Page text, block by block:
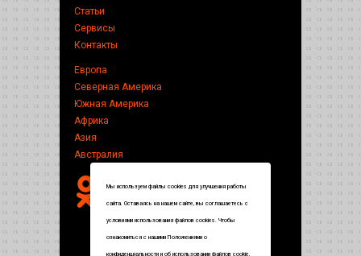
Статьи
Сервисы
Контакты
Европа
Северная Америка
Южная Америка
Африка
Азия
Австралия
Мы используем файлы cookies для улучшения работы
сайта. Оставаясь на нашем сайте, вы соглашаетесь с
условиями использования файлов cookies. Чтобы
ознакомиться с нашими Положениями о
конфиденциальности и об использовании файлов cookie,